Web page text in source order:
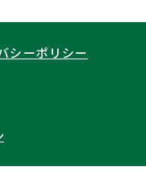
県
県
川県
県
県
府
割
見・任意後見
シーポリシー